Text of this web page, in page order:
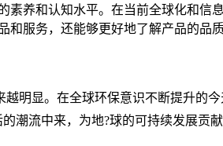
素养和认知水平。在当前全球化和
和服务，还能够更好地了解产品的品
越明显。在全球环保意识不断提升
潮流中来，为地?球的可持续发展贡献